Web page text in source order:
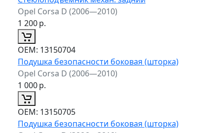
Opel Corsa D (2006—2010)
1 200р.
ОЕМ: 13150704
Подушка безопасности боковая (шторка)
Opel Corsa D (2006—2010)
1 000р.
ОЕМ: 13150705
Подушка безопасности боковая (шторка)